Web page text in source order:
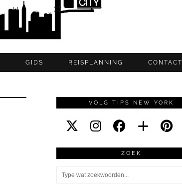
GIDS REISPLANNING CONTACT
VOLG TIPS NEW YORK
ZOEK